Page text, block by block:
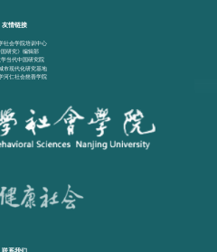
友情链接
社会学院培训中心
国研究》编辑部
学当代中国研究院
市现代化研究基地
河仁社会慈善学院